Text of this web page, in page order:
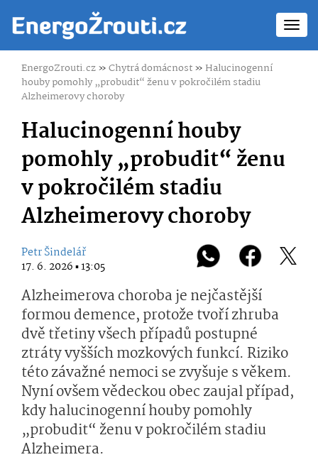
EnergoZrouti.cz»Chytrá domácnost» Halucinogenní
houby pomohly „probudit“ ženu v pokročilém stadiu
Alzheimerovy choroby
Halucinogenní houby
pomohly „probudit“ ženu
v pokročilém stadiu
Alzheimerovy choroby
Petr Šindelář
17. 6. 2026 ▪ 13:05
Alzheimerova choroba je nejčastější
formou demence, protože tvoří zhruba
dvě třetiny všech případů postupné
ztráty vyšších mozkových funkcí. Riziko
této závažné nemoci se zvyšuje s věkem.
Nyní ovšem vědeckou obec zaujal případ,
kdy halucinogenní houby pomohly
„probudit“ ženu v pokročilém stadiu
Alzheimera.